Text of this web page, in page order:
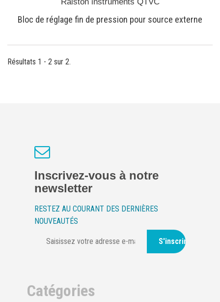
Bloc de réglage fin de pression pour source externe
Résultats 1 - 2 sur 2.
Inscrivez-vous à notre
newsletter
RESTEZ AU COURANT DES DERNIÈRES
NOUVEAUTÉS
S'inscrire
Catégories